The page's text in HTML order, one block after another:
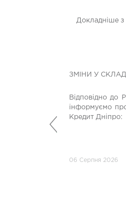
Докладніше з
ЗМІНИ У
Відповідно до
інформуємо
Кредит Дніпро:
06 Серпня 2026
Попередній